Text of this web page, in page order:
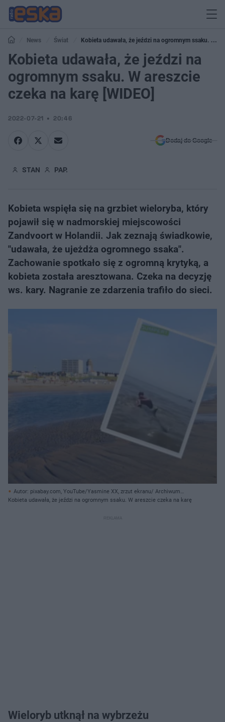
News Świat
Kobieta udawała, że jeździ na ogromnym ssaku. W
areszcie czeka na karę [WIDEO]
Kobieta udawała, że jeździ na
ogromnym ssaku. W areszcie
czeka na karę [WIDEO]
2022-07-21 20:46
Dodaj do Google
STAN PAP.
Kobieta wspięła się na grzbiet wieloryba, który
pojawił się w nadmorskiej miejscowości
Zandvoort w Holandii. Jak zeznają świadkowie,
"udawała, że ujeżdża ogromnego ssaka".
Zachowanie spotkało się z ogromną krytyką, a
kobieta została aresztowana. Czeka na decyzję
ws. kary. Nagranie ze zdarzenia trafiło do sieci.
Autor: pixabay.com, YouTube/Yasmine XX, zrzut ekranu/ Archiwum
prywatne
Kobieta udawała, że jeździ na ogromnym ssaku. W areszcie czeka na karę
Wieloryb utknął na wybrzeżu